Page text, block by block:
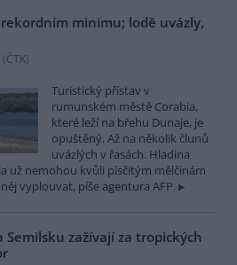
minimu; lodě uvázly,
ČTK)
Turistický přístav v
rumunském městě Corabia,
které leží na břehu Dunaje, je
opuštěný. Až na několik člunů
uvázlých v řasách. Hladina
už nemohou kvůli písčitým mělčinám
vyplouvat, píše agentura AFP.
Semilsku zažívají za tropických